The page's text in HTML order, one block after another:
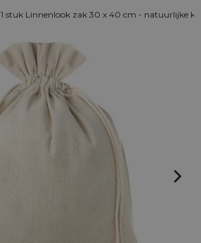
1 stuk Linnenlook zak 30 x 40 cm - natuurlijke